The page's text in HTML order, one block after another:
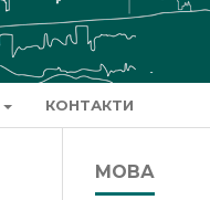
КОНТАКТИ
МОВА